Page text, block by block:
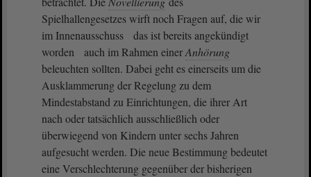
Spielhallengesetzes wirft noch Fragen auf, die wir
im Innenausschuss das ist bereits angekündigt
worden auch im Rahmen einerAnhörung
beleuchten sollten. Dabei geht es einerseits um die
Ausklammerung der Regelung zu dem
Mindestabstand zu Einrichtungen, die ihrer Art
nach oder tatsächlich ausschließlich oder
überwiegend von Kindern unter sechs Jahren
aufgesucht werden. Die neue Bestimmung bedeutet
eine Verschlechterung gegenüber der bisherigen